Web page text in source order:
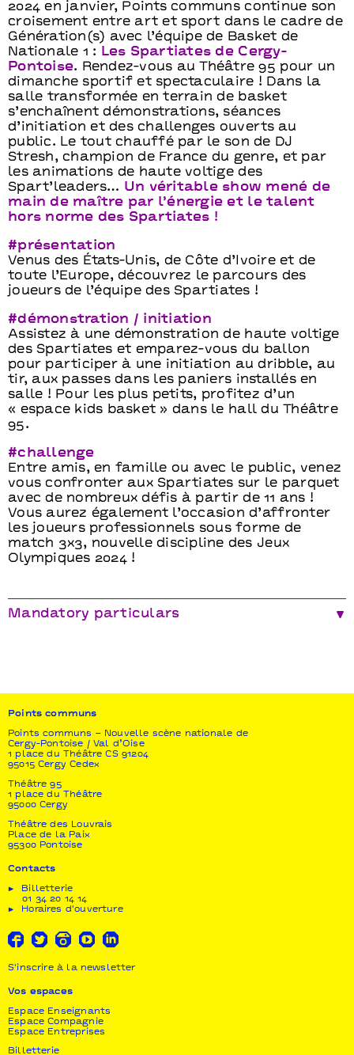
2024 en janvier, Points communs continue son
croisement entre art et sport dans le cadre de
Génération(s) avec l’équipe de Basket de
Nationale 1 : Les Spartiates de Cergy-
Pontoise. Rendez-vous au Théâtre 95 pour un
dimanche sportif et spectaculaire ! Dans la
salle transformée en terrain de basket
s’enchaînent démonstrations, séances
d’initiation et des challenges ouverts au
public. Le tout chauffé par le son de DJ
Stresh, champion de France du genre, et par
les animations de haute voltige des
Spart’leaders… Un véritable show mené de
main de maître par l’énergie et le talent
hors norme des Spartiates !
#présentation
Venus des États-Unis, de Côte d’Ivoire et de
toute l’Europe, découvrez le parcours des
joueurs de l’équipe des Spartiates !
#démonstration / initiation
Assistez à une démonstration de haute voltige
des Spartiates et emparez-vous du ballon
pour participer à une initiation au dribble, au
tir, aux passes dans les paniers installés en
salle ! Pour les plus petits, profitez d’un
« espace kids basket » dans le hall du Théâtre
95.
#challenge
Entre amis, en famille ou avec le public, venez
vous confronter aux Spartiates sur le parquet
avec de nombreux défis à partir de 11 ans !
Vous aurez également l’occasion d’affronter
les joueurs professionnels sous forme de
match 3x3, nouvelle discipline des Jeux
Olympiques 2024 !
Mandatory particulars
Assistant coach
Manu Key
Président
Amara Sy
Points communs
Points communs – Nouvelle scène nationale de
Cergy-Pontoise / Val d’Oise
1 place du Théâtre CS 91204
95015 Cergy Cedex
Théâtre 95
1 place du Théâtre
95000 Cergy
Théâtre des Louvrais
Place de la Paix
95300 Pontoise
Contacts
Billetterie
01 34 20 14 14
Horaires d'ouverture
S'inscrire à la newsletter
Vos espaces
Espace Enseignants
Espace Compagnie
Espace Entreprises
Billetterie